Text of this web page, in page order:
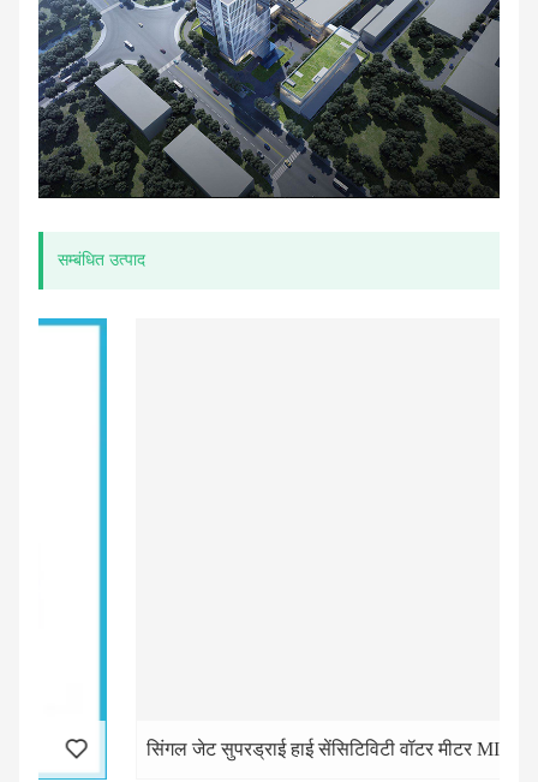
सम्बंधित उत्पाद
सिंगल जेट सुपरड्राई हाई सेंसिटिविटी वॉटर मीटर MID